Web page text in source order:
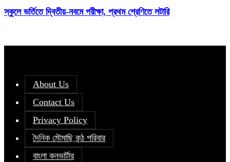
স্কুলে ভর্তিতে দ্বিতীয়-নবমে পরীক্ষা, প্রথম শ্রেণিতে লটারি
About Us
Contact Us
Privacy Policy
দৈনিক মৌমাছি কন্ঠ পরিবার
বাংলা কনভার্টার